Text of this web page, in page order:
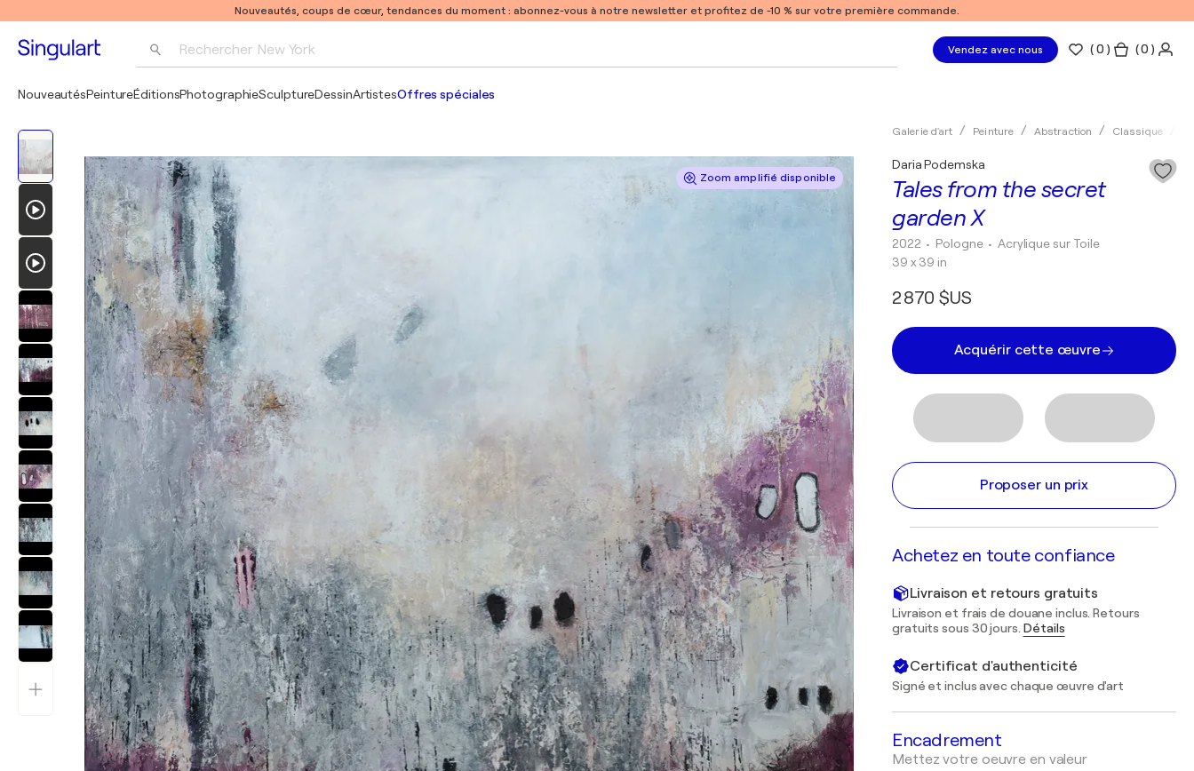
Nouveautés, coups de cœur, tendances du moment : abonnez-vous à notre newsletter et profitez de -10 % sur votre première commande.
Rechercher New York
Pablo Picasso
Vendez avec nous (0 ) ( 0 )
NouveautésPeintureÉditionsPhotographieSculptureDessinArtistesOffres spéciales
Zoom amplifié disponible
Galerie d'art Peinture Abstraction Classique
Tales from the secret
garden X
Daria Podemska
2022 • Pologne • Acrylique sur Toile
39 x 39 in
2 870 $US
Acquérir cette œuvre
Proposer un prix
Achetez en toute confiance
Livraison et retours gratuits
Livraison et frais de douane inclus. Retours
gratuits sous 30 jours. Détails
Certificat d'authenticité
Signé et inclus avec chaque œuvre d'art
Encadrement
Mettez votre oeuvre en valeur